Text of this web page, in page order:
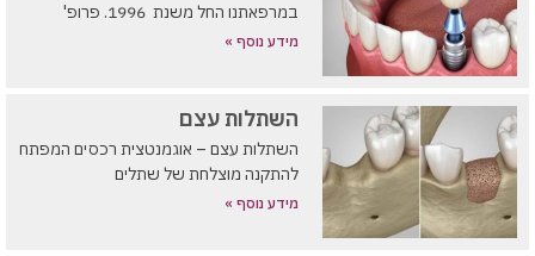
במרפאתנו החל משנת 1996. פרופ'
מידע נוסף »
השתלות עצם
השתלות עצם – אוגמנטצית רכסים המפתח
להתקנה מוצלחת של שתלים
מידע נוסף »